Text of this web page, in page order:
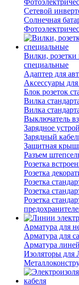
Сетевой
Солнечная
Вилки,
специальные
Адаптер для
Аксессуары
Блок розеток
Вилка
Вилка
Выключатель
Зарядное
Зарядный
Защитная
Разъем
Розетка
Розетка
Розетка
Розетка
Розетка
Арматура для
Арматура для
Арматура
Изоляторы